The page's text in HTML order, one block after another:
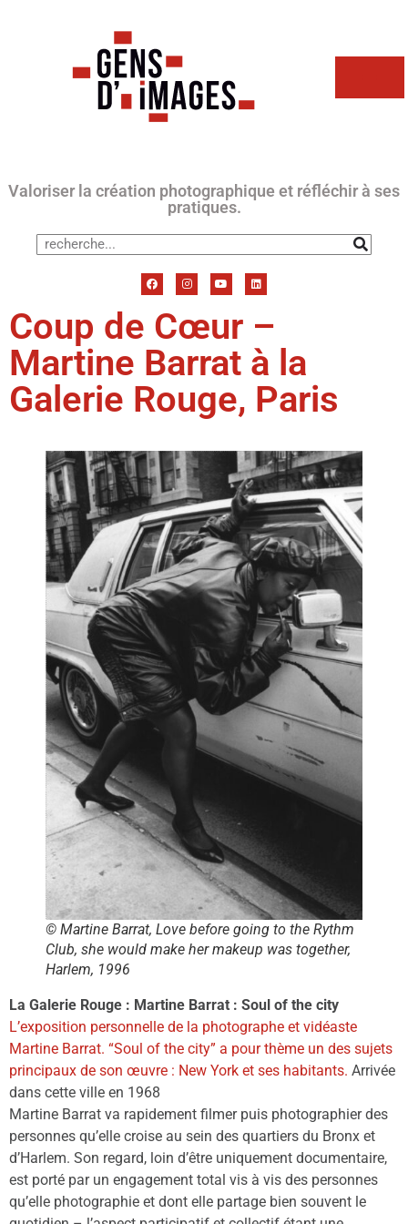
Valoriser la création photographique et réfléchir à ses
pratiques.
Coup de Cœur –
Martine Barrat à la
Galerie Rouge, Paris
© Martine Barrat, Love before going to the Rythm
Club, she would make her makeup was together,
Harlem, 1996
La Galerie Rouge : Martine Barrat : Soul of the city
L’exposition personnelle de la photographe et vidéaste
Martine Barrat. “Soul of the city” a pour thème un des sujets
principaux de son œuvre : New York et ses habitants. Arrivée
dans cette ville en 1968
Martine Barrat va rapidement filmer puis photographier des
personnes qu’elle croise au sein des quartiers du Bronx et
d’Harlem. Son regard, loin d’être uniquement documentaire,
est porté par un engagement total vis à vis des personnes
qu’elle photographie et dont elle partage bien souvent le